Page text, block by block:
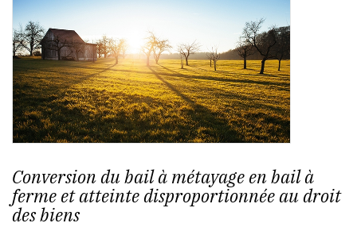
Conversion du bail à métayage en bail à
ferme et atteinte disproportionnée au droit
des biens